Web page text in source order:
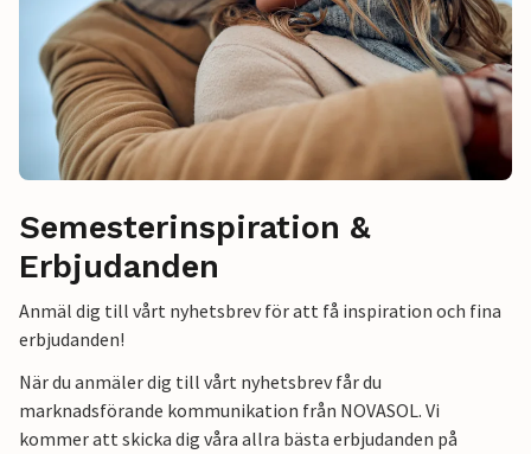
Semesterinspiration &
Erbjudanden
Anmäl dig till vårt nyhetsbrev för att få inspiration och fina
erbjudanden!
När du anmäler dig till vårt nyhetsbrev får du
marknadsförande kommunikation från NOVASOL. Vi
kommer att skicka dig våra allra bästa erbjudanden på